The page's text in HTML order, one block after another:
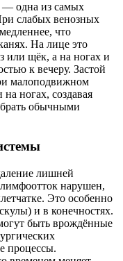
— одна из самых
слабых венозных
что
На лице это
или щёк, а на ногах и
к вечеру. Застой
малоподвижном
ногах, создавая
обычными
лишней
нарушен,
Это особенно
и в конечностях.
быть врождённые
процессы.